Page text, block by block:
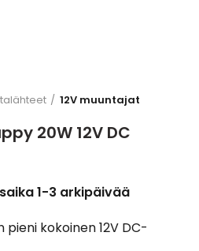
12V muuntajat
20W 12V DC
1-3 arkipäivää
kokoinen 12V DC-